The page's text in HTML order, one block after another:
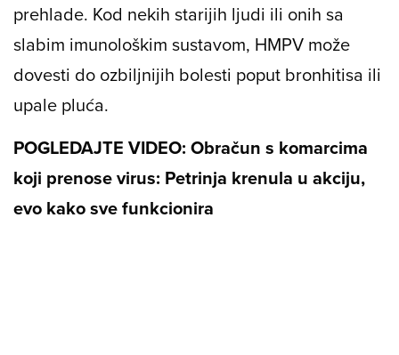
prehlade. Kod nekih starijih ljudi ili onih sa
slabim imunološkim sustavom, HMPV može
dovesti do ozbiljnijih bolesti poput bronhitisa ili
upale pluća.
POGLEDAJTE VIDEO: Obračun s komarcima
koji prenose virus: Petrinja krenula u akciju,
evo kako sve funkcionira